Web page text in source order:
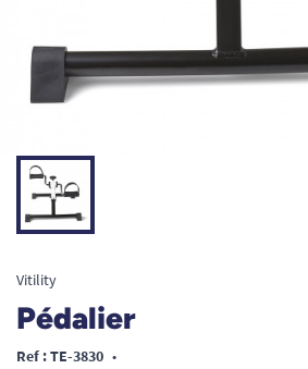
Vitility
Pédalier
Ref : TE-3830 •